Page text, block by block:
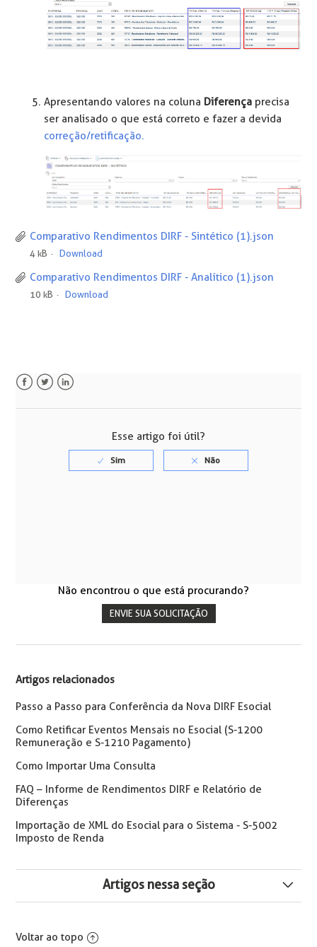
Apresentando valores na coluna Diferença precisa
ser analisado o que está correto e fazer a devida
correção/retificação.
Comparativo Rendimentos DIRF - Sintético (1).json
4 kB Download
Comparativo Rendimentos DIRF - Analítico (1).json
10 kB Download
Esse artigo foi útil?
Não encontrou o que está procurando?
ENVIE SUA SOLICITAÇÃO
Artigos relacionados
Passo a Passo para Conferência da Nova DIRF Esocial
Como Retificar Eventos Mensais no Esocial (S-1200
Remuneração e S-1210 Pagamento)
Como Importar Uma Consulta
FAQ – Informe de Rendimentos DIRF e Relatório de
Diferenças
Importação de XML do Esocial para o Sistema - S-5002
Imposto de Renda
Artigos nessa seção
Voltar ao topo